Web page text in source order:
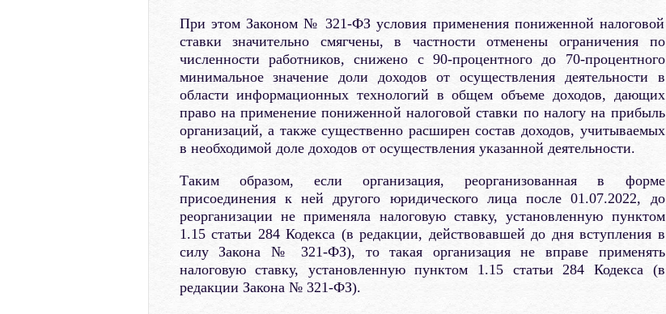
При этом Законом № 321-ФЗ условия применения пониженной налоговой
ставки значительно смягчены, в частности отменены ограничения по
численности работников, снижено с 90-процентного до 70-процентного
минимальное значение доли доходов от осуществления деятельности в
области информационных технологий в общем объеме доходов, дающих
право на применение пониженной налоговой ставки по налогу на прибыль
организаций, а также существенно расширен состав доходов, учитываемых
в необходимой доле доходов от осуществления указанной деятельности.
Таким образом, если организация, реорганизованная в форме
присоединения к ней другого юридического лица после 01.07.2022, до
реорганизации не применяла налоговую ставку, установленную пунктом
1.15 статьи 284 Кодекса (в редакции, действовавшей до дня вступления в
силу Закона № 321-ФЗ), то такая организация не вправе применять
налоговую ставку, установленную пунктом 1.15 статьи 284 Кодекса (в
редакции Закона № 321-ФЗ).